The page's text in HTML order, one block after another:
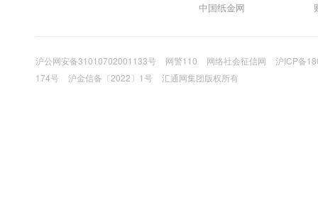
中国纸金网
沪公网安备31010702001133号 网警110 网络社会征信网
沪ICP备
174号
沪金信备〔2022〕1号 汇通网集团版权所有